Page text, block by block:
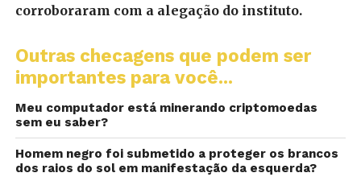
corroboraram com a alegação do instituto.
Outras checagens que podem ser
importantes para você...
Meu computador está minerando criptomoedas
sem eu saber?
Homem negro foi submetido a proteger os brancos
dos raios do sol em manifestação da esquerda?